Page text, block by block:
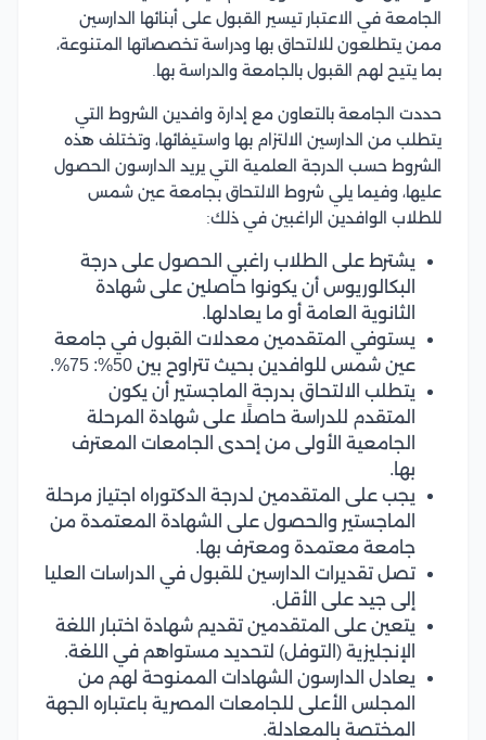
الجامعة في الاعتبار تيسير القبول على أبنائها الدارسين
ممن يتطلعون للالتحاق بها ودراسة تخصصاتها المتنوعة،
بما يتيح لهم القبول بالجامعة والدراسة بها.
حددت الجامعة بالتعاون مع إدارة وافدين الشروط التي
يتطلب من الدارسين الالتزام بها واستيفائها، وتختلف هذه
الشروط حسب الدرجة العلمية التي يريد الدارسون الحصول
عليها، وفيما يلي شروط الالتحاق بجامعة عين شمس
للطلاب الوافدين الراغبين في ذلك:
يشترط على الطلاب راغبي الحصول على درجة
البكالوريوس أن يكونوا حاصلين على شهادة
الثانوية العامة أو ما يعادلها.
يستوفي المتقدمين معدلات القبول في جامعة
عين شمس للوافدين بحيث تتراوح بين 50%: 75%.
يتطلب الالتحاق بدرجة الماجستير أن يكون
المتقدم للدراسة حاصلًا على شهادة المرحلة
الجامعية الأولى من إحدى الجامعات المعترف
بها.
يجب على المتقدمين لدرجة الدكتوراه اجتياز مرحلة
الماجستير والحصول على الشهادة المعتمدة من
جامعة معتمدة ومعترف بها.
تصل تقديرات الدارسين للقبول في الدراسات العليا
إلى جيد على الأقل.
يتعين على المتقدمين تقديم شهادة اختبار اللغة
الإنجليزية (التوفل) لتحديد مستواهم في اللغة.
يعادل الدارسون الشهادات الممنوحة لهم من
المجلس الأعلى للجامعات المصرية باعتباره الجهة
المختصة بالمعادلة.